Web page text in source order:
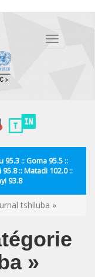
Toggle
95.3 :: Goma 95.5 ::
:: Matadi 102.0 ::
93.8
tshiluba »
»